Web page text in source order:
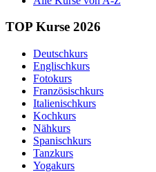
TOP Kurse 2026
Deutschkurs
Englischkurs
Fotokurs
Französischkurs
Italienischkurs
Kochkurs
Nähkurs
Spanischkurs
Tanzkurs
Yogakurs